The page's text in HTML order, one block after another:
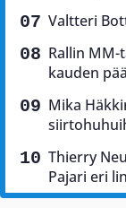
Valtteri
Rallin MM-
kauden
Mika
Thierry
Pajari eri